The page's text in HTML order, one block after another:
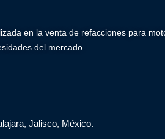
en la venta de refacciones para
del mercado.
Jalisco, México.